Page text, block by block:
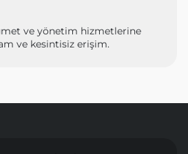
ve yönetim hizmetlerine
ve kesintisiz erişim.